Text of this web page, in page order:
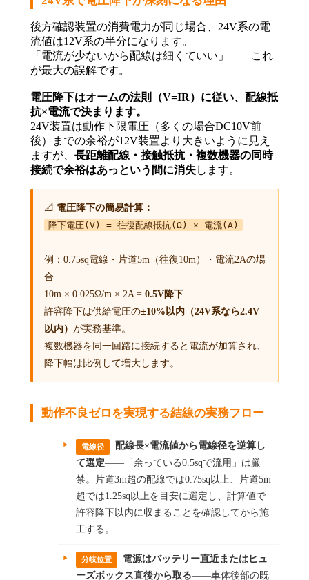
後方確認装置の消費電力が同じ場合、24V系の電
流値は12V系の半分になります。
「電流が少ないから配線は細くていい」——これ
が最大の誤解です。
電圧降下はオームの法則（V=IR）に従い、配線抵
抗×電流で決まります。
24V装置は動作下限電圧（多くの場合DC10V前
後）までの余裕が12V装置より大きいように見え
ますが、 長距離配線・接触抵抗・複数機器の同時
接続で余裕はあっという間に消失します。
📐 電圧降下の簡易計算：
降下電圧(V) = 往復配線抵抗(Ω) × 電流(A)
例：0.75sq電線・片道5m（往復10m）・電流2Aの場
合
10m × 0.025Ω/m × 2A = 0.5V降下
許容降下は供給電圧の±10%以内（24V系なら2.4V
以内） が実務基準。
複数機器を同一回路に接続すると電流が加算され、
降下幅は比例して増大します。
動作不良ゼロを実現する結線の実務フロー
電線径
配線長×電流値から電線径を逆算し
て選定——「余っている0.5sqで流用」は厳
禁。片道3m超の配線では0.75sq以上、片道5m
超では1.25sq以上を目安に選定し、計算値で
許容降下以内に収まることを確認してから施
工する。
分岐位置
電源はバッテリー直近またはヒュ
ーズボックス直後から取る——車体後部の既